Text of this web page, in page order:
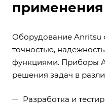
применения
Оборудование Anritsu
точностью,
функциями. Приборы
решения задач в
Разработка и